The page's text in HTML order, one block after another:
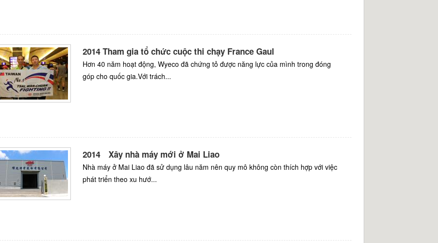
2014 Tham gia tổ chức cuộc thi chạy France Gaul
Hơn 40 năm hoạt động, Wyeco đã chứng tỏ được năng lực của mình trong đóng
góp cho quốc gia.Với trách...
2014 Xây nhà máy mới ở Mai Liao
Nhà máy ở Mai Liao đã sử dụng lâu năm nên quy mô không còn thích hợp với việc
phát triển theo xu hướ...